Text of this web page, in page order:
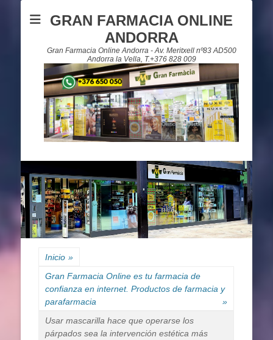
GRAN FARMACIA ONLINE
ANDORRA
Gran Farmacia Online Andorra - Av. Meritxell nº83 AD500
Andorra la Vella, T.+376 828 009
Inicio »
Gran Farmacia Online es tu farmacia de
confianza en internet. Productos de farmacia y
parafarmacia
»
Usar mascarilla hace que operarse los
párpados sea la intervención estética más